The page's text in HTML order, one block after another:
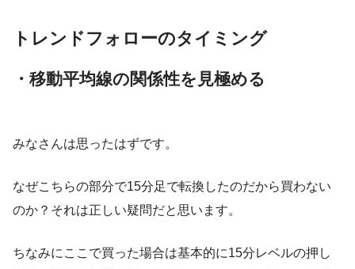
トレンドフォローのタイミング
・移動平均線の関係性を見極める
みなさんは思ったはずです。
なぜこちらの部分で15分足で転換したのだから買わない
のか？それは正しい疑問だと思います。
ちなみにここで買った場合は基本的に15分レベルの押し